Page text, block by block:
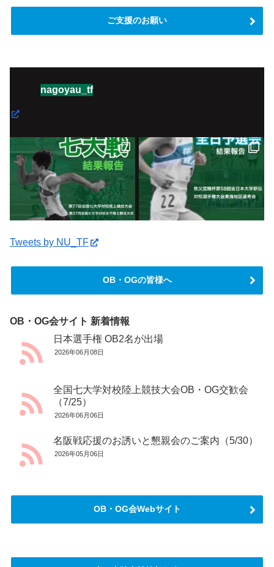
ご支援のお願い
nagoyau_tf
Tweets by NU_TF
OB・OGの皆様へ
OB・OG会サイト 新着情報
日本選手権 OB2名が出場
2026年06月08日
全国七大学対校陸上競技大会OB・OG交歓会
（7/25）
2026年06月06日
名阪戦応援のお誘いと懇親会のご案内（5/30）
2026年05月06日
OB・OG会Webサイト